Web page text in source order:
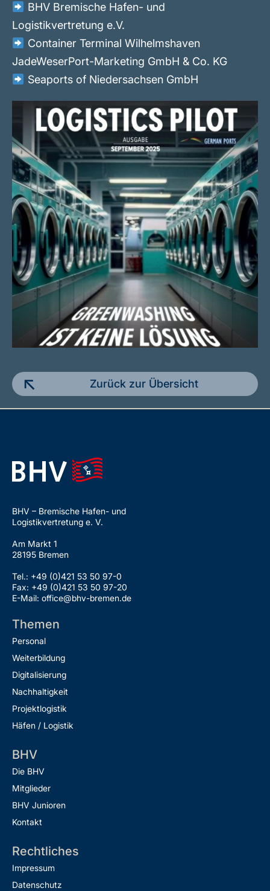
BHV Bremische Hafen- und
Logistikvertretung e.V.
Container Terminal Wilhelmshaven
JadeWeserPort-Marketing GmbH & Co. KG
Seaports of Niedersachsen GmbH
Zurück zur Übersicht
BHV – Bremische Hafen- und
Logistikvertretung e. V.
Am Markt 1
28195 Bremen
Tel.: +49 (0)421 53 50 97-0
Fax: +49 (0)421 53 50 97-20
E-Mail: office@bhv-bremen.de
Themen
Personal
Weiterbildung
Digitalisierung
Nachhaltigkeit
Projektlogistik
Häfen / Logistik
BHV
Die BHV
Mitglieder
BHV Junioren
Kontakt
Rechtliches
Impressum
Datenschutz